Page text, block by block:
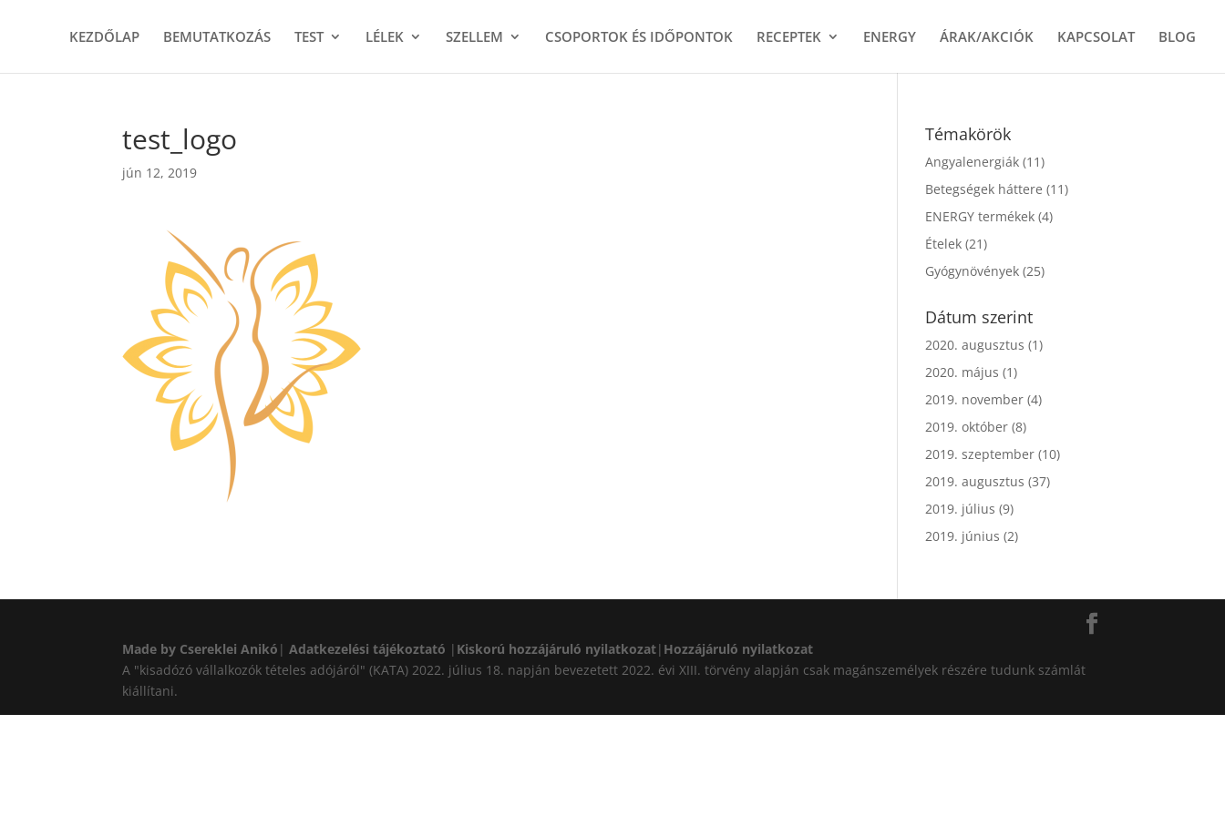
KEZDŐLAP BEMUTATKOZÁS TEST LÉLEK SZELLEM CSOPORTOK ÉS IDŐPONTOK RECEPTEK ENERGY ÁRAK/AKCIÓK KAPCSOLAT BLOG
test_logo
jún 12, 2019
Témakörök
Angyalenergiák (11)
Betegségek háttere (11)
ENERGY termékek (4)
Ételek (21)
Gyógynövények (25)
Dátum szerint
2020. augusztus (1)
2020. május (1)
2019. november (4)
2019. október (8)
2019. szeptember (10)
2019. augusztus (37)
2019. július (9)
2019. június (2)
Made by Csereklei Anikó |Adatkezelési tájékoztató | Kiskorú hozzájáruló nyilatkozat| Hozzájáruló nyilatkozat
A "kisadózó vállalkozók tételes adójáról" (KATA) 2022. július 18. napján bevezetett 2022. évi XIII. törvény alapján csak magánszemélyek részére tudunk számlát
kiállítani.